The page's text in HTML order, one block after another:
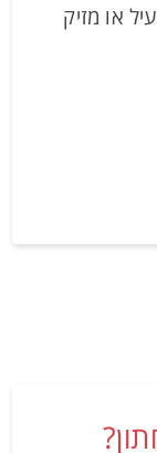
או מזיק